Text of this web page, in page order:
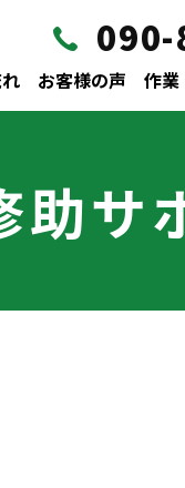
お客様の声 作業
サ